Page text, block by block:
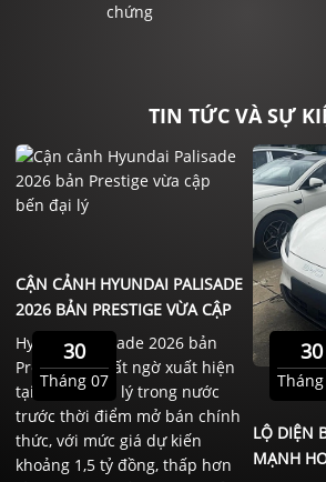
chứng
TIN TỨC VÀ SỰ
CẬN CẢNH HYUNDAI PALISADE
2026 BẢN PRESTIGE VỪA CẬP
BẾN ĐẠI LÝ
Hyundai Palisade 2026 bản
Prestige đã bất ngờ xuất hiện
tại một số đại lý trong nước
trước thời điểm mở bán chính
thức, với mức giá dự kiến
khoảng 1,5 tỷ đồng, thấp hơn
30
Tháng 07
LỘ DIỆN
MẠNH
30